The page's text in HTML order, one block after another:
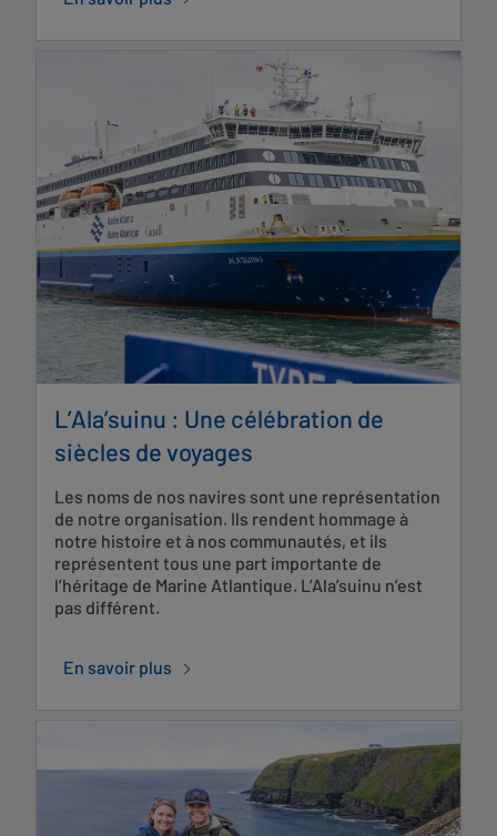
L’Ala’suinu : Une célébration de
siècles de voyages
Les noms de nos navires sont une représentation
de notre organisation. Ils rendent hommage à
notre histoire et à nos communautés, et ils
représentent tous une part importante de
l’héritage de Marine Atlantique. L’Ala’suinu n’est
pas différent.
En savoir plus